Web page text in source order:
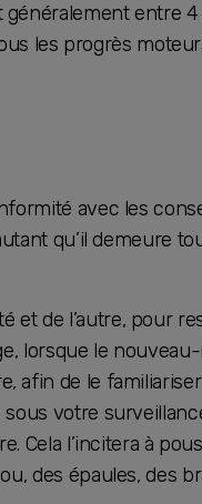
entre 4
les progrès
avec les
qu’il demeure
et de l’autre, pour
lorsque le
afin de le
votre
Cela l’incitera à
des épaules, des